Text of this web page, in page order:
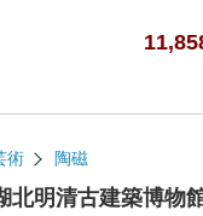
術 陶磁
北明清古建築博物